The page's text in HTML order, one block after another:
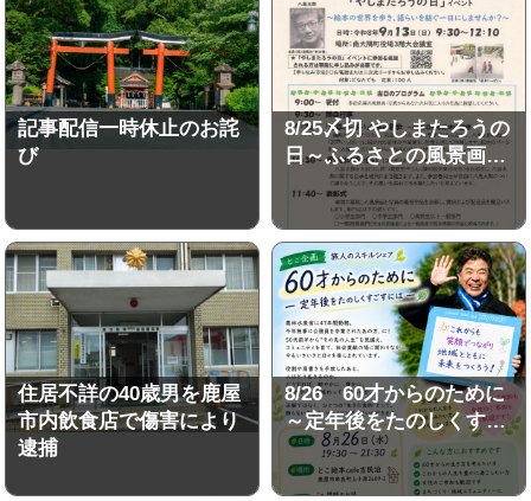
記事配信一時休止のお詫
び
8/25〆切 やしまたろうの
日～ふるさとの風景画…
住居不詳の40歳男を鹿屋
市内飲食店で傷害により
逮捕
8/26 60才からのために
～定年後をたのしくす…